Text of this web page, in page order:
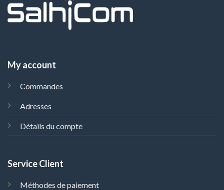
My account
Commandes
Adresses
Détails du compte
Service Client
Méthodes de paiement